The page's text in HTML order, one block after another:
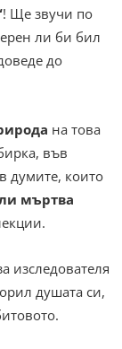
! Ще звучи по
ли би бил
до
на това
във
думите, които
мъртва
изследователя
душата си,